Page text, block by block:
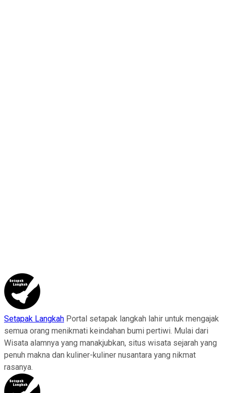
Setapak Langkah Portal setapak langkah lahir untuk mengajak
semua orang menikmati keindahan bumi pertiwi. Mulai dari
Wisata alamnya yang manakjubkan, situs wisata sejarah yang
penuh makna dan kuliner-kuliner nusantara yang nikmat
rasanya.